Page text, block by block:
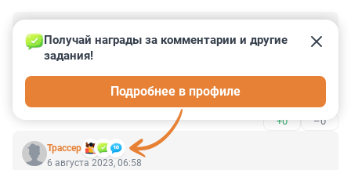
6 августа 2023, 14:20
Кто и зачем спрашивает о чем-то Пескова?
Журналисты, ау, вы могли бы написать статью про
Пескова, перечислив те случаи, когда от него исходил
какой-то 'инсайд'?
Чтоб он был реально ньюсмейкером, сообщив что-то,
чего еще не говорили?
Может я заблуждаюсь?
+0 –0
Трассер
Получай награды за комментарии и другие
задания!
Подробнее в профиле
6 августа 2023, 06:58